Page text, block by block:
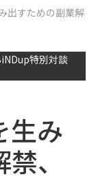
a
v
o
出すための副業解
特別対談
生み
、